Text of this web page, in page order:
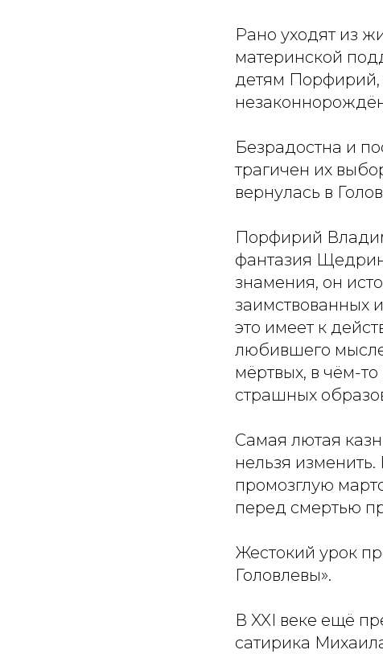
Рано уходят из
материнской
детям Порфирий,
Безрадостна и
трагичен их
вернулась в
Порфирий
фантазия
знамения, он
заимствованных
это имеет к
любившего
мёртвых, в чём-
страшных
Самая лютая
нельзя изменить.
промозглую
перед смертью
Жестокий урок
Головлевы».
В XXI веке ещё
сатирика